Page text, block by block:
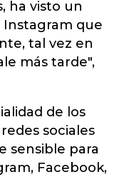
ha visto un
que
tal vez en
más tarde",
de los
sociales
sensible para
Facebook,